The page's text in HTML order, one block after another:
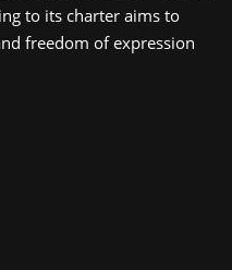
to its charter aims to
freedom of expression